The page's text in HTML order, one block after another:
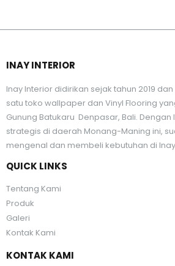
INAY INTERIOR
Inay Interior didirikan sejak tahun 2019
satu toko wallpaper dan Vinyl Flooring
Gunung Batukaru Denpasar, Bali. Dengan
strategis di daerah Monang-Maning ini,
mengenal dan membeli kebutuhan di
QUICK LINKS
Tentang Kami
Produk
Galeri
Kontak Kami
KONTAK KAMI